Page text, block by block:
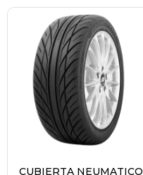
CUBIERTA NEUMATICO